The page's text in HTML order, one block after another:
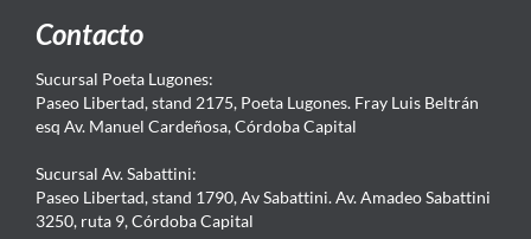
Contacto
Sucursal Poeta Lugones:
Paseo Libertad, stand 2175, Poeta Lugones. Fray Luis Beltrán
esq Av. Manuel Cardeñosa, Córdoba Capital
Sucursal Av. Sabattini:
Paseo Libertad, stand 1790, Av Sabattini. Av. Amadeo Sabattini
3250, ruta 9, Córdoba Capital